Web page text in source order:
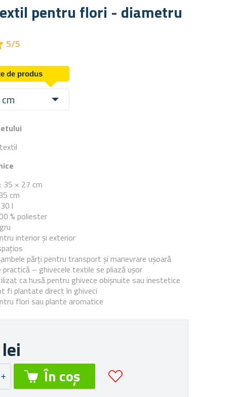
pentru flori - diametru
5/5
de produs
35 × 27 cm
cm
l
% poliester
interior și exterior
părți pentru transport și manevrare ușoară
practică – ghivecele textile se pliază ușor
ca husă pentru ghivece obișnuite sau inestetice
fi plantate direct în ghiveci
flori sau plante aromatice